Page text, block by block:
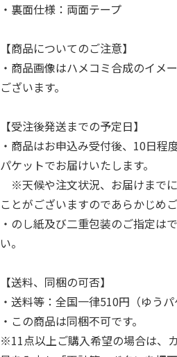
・裏面仕様：両面テープ
【商品についてのご注意】
・商品画像はハメコミ合成のイメ
ございます。
【受注後発送までの予定日】
・商品はお申込み受付後、10日程
パケットでお届けいたします。
※天候や注文状況、お届けまで
ことがございますのであらかじめ
・のし紙及び二重包装のご指定は
い。
【送料、同梱の可否】
・送料等：全国一律510円（ゆうパ
・この商品は同梱不可です。
※11点以上ご購入希望の場合は、